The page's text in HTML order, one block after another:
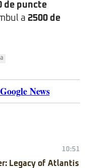
de puncte
a 2500 de
Google News
10:51
Legacy of Atlantis